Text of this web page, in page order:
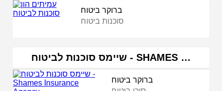
ברוקר ביטוח
סוכנות ביטוח
שיימס סוכנות לביטוח - SHAMES …
ברוקר ביטוח